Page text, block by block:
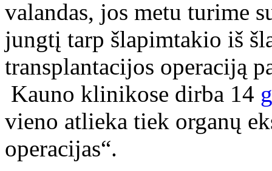
valandas, jos metu turime
jungtį tarp šlapimtakio iš
transplantacijos operaciją
Kauno klinikose dirba 14
vieno atlieka tiek organų
operacijas“.